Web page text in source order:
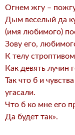
Огнем жгу –
Дым веселый да
(имя любимого)
Зову его,
К телу
Как девять лучин
Так что б и
угасали.
Что б ко мне его
Да будет так».